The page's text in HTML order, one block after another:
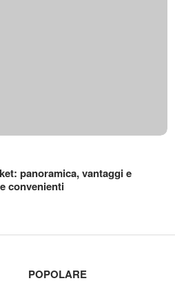
panoramica, vantaggi e
convenienti
POPOLARE